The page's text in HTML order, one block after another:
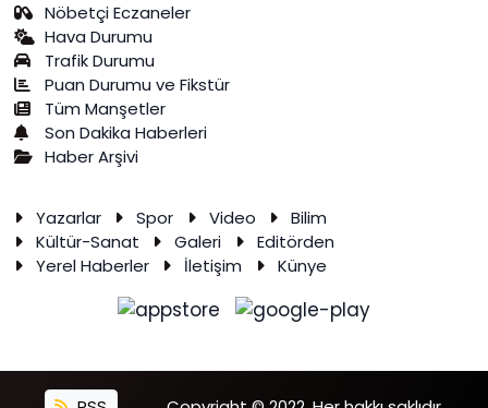
Nöbetçi Eczaneler
Hava Durumu
Trafik Durumu
Puan Durumu ve Fikstür
Tüm Manşetler
Son Dakika Haberleri
Haber Arşivi
Yazarlar Spor Video
Bilim
Kültür-Sanat
Galeri
Editörden
Yerel Haberler
İletişim Künye